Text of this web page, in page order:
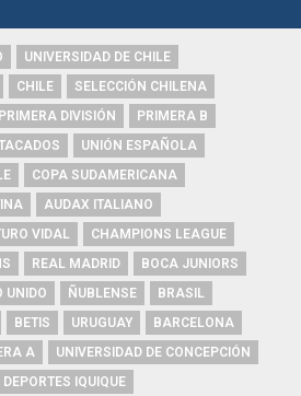
UNIVERSIDAD DE CHILE
CHILE
SELECCIÓN CHILENA
PRIMERA DIVISIÓN
PRIMERA B
UNIÓN ESPAÑOLA
COPA SUDAMERICANA
AUDAX ITALIANO
VIDAL
CHAMPIONS LEAGUE
REAL MADRID
BOCA JUNIORS
UNIDO ÑUBLENSE
BRASIL
BETIS URUGUAY
BARCELONA
A
UNIVERSIDAD DE CONCEPCIÓN
DEPORTES IQUIQUE